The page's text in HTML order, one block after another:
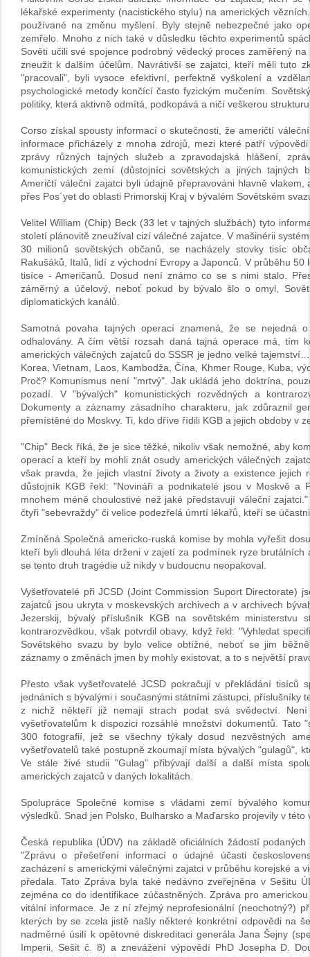
lékařské experimenty (nacistického stylu) na amerických
používané na změnu myšlení. Byly stejně nebezpečné jako
zemřelo. Mnoho z nich také v důsledku těchto experimentů
Sověti učili své spojence podrobný vědecký proces zaměřený
zneužit k dalším účelům. Navrátivší se zajatci, kteří měli tuto
"pracovali", byli vysoce efektivní, perfektně vyškolení a
psychologické metody končící často fyzickým mučením.
politiky, která aktivně odmítá, podkopává a ničí veškerou
Corso získal spousty informací o skutečnosti, že američtí
informace přicházely z mnoha zdrojů, mezi které patří
zprávy různých tajných služeb a zpravodajská hlášení,
komunistických zemí (důstojníci sovětských a jiných tajných
Američtí váleční zajatci byli údajně přepravováni hlavně
přes Pos´yet do oblasti Primorskij Kraj v bývalém Sovětském
Velitel William (Chip) Beck (33 let v tajných službách) tyto
století plánovitě zneužíval cizí válečné zajatce. V mašinérii
30 milionů sovětských občanů, se nacházely stovky tisíc
Rakušáků, Italů, lidí z východní Evropy a Japonců. V průběhu
tisíce - Američanů. Dosud není známo co se s nimi stalo.
záměrný a účelový, neboť pokud by bývalo šlo o omyl,
diplomatických kanálů.
Samotná povaha tajných operací znamená, že se nejedná
odhalovány. A čím větší rozsah daná tajná operace má, tím
amerických válečných zajatců do SSSR je jedno velké
Korea, Vietnam, Laos, Kambodža, Čína, Khmer Rouge, Kuba,
Proč? Komunismus není "mrtvý". Jak ukládá jeho doktrína,
pozadí. V "bývalých" komunistických rozvědných a
Dokumenty a záznamy zásadního charakteru, jak zdůraznil
přemístěné do Moskvy. Ti, kdo dříve řídili KGB a jejich obdoby v
"Chip" Beck říká, že je sice těžké, nikoliv však nemožné, aby
operací a kteří by mohli znát osudy amerických válečných
však pravda, že jejich vlastní životy a životy a existence jejich
důstojník KGB řekl: "Novináři a podnikatelé jsou v Moskvě a
mnohem méně choulostivé než jaké představují váleční
čtyři "sebevraždy" či velice podezřelá úmrtí lékařů, kteří se
Zmíněná Společná americko-ruská komise by mohla vyřešit
kteří byli dlouhá léta drženi v zajetí za podmínek ryze
se tento druh tragédie už nikdy v budoucnu neopakoval.
Vyšetřovatelé při JCSD (Joint Commission Suport Directorate)
zajatců jsou ukryta v moskevských archivech a v archivech
Jezerskij, bývalý příslušník KGB na sovětském ministerstvu
kontrarozvědkou, však potvrdil obavy, když řekl: "Vyhledat
Sovětského svazu by bylo velice obtížné, neboť se jim
záznamy o změnách jmen by mohly existovat, a to s největší
Přesto však vyšetřovatelé JCSD pokračují v překládání
jednáních s bývalými i současnými státními zástupci, příslušníky
z nichž někteří již nemají strach podat svá svědectví.
vyšetřovatelům k dispozici rozsáhlé množství dokumentů.
300 fotografií, jež se všechny týkaly dosud nezvěstných
vyšetřovatelů také postupně zkoumají místa bývalých "gulagů",
Ve stále živé studii "Gulag" přibývají další a další místa
amerických zajatců v daných lokalitách.
Spolupráce Společné komise s vládami zemí bývalého
výsledků. Snad jen Polsko, Bulharsko a Maďarsko projevily v této
Česká republika (ÚDV) na základě oficiálních žádostí
"Zprávu o přešetření informací o údajné účasti
zacházení s americkými válečnými zajatci v průběhu korejské a
předala. Tato Zpráva byla také nedávno zveřejněna v Sešitu
zejména co do identifikace zúčastněných. Zpráva pro
vitální informace. Je z ní zřejmý neprofesionální (neochotný?)
kterých by se zcela jistě našly některé konkrétní odpovědi na
nadměrné úsilí k opětovné diskreditaci generála Jana Šejny
Imperii, Sešit č. 8) a znevážení výpovědí PhD Josepha D.